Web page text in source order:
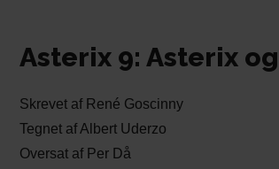
Asterix 9: Asterix
Skrevet af René Goscinny
Tegnet af Albert Uderzo
Oversat af Per Då